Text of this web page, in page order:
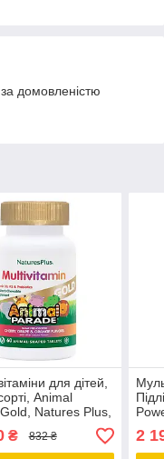
домовленістю
для дітей,
Animal
Natures Plus,
таблеток
₴ 832 ₴
180
2